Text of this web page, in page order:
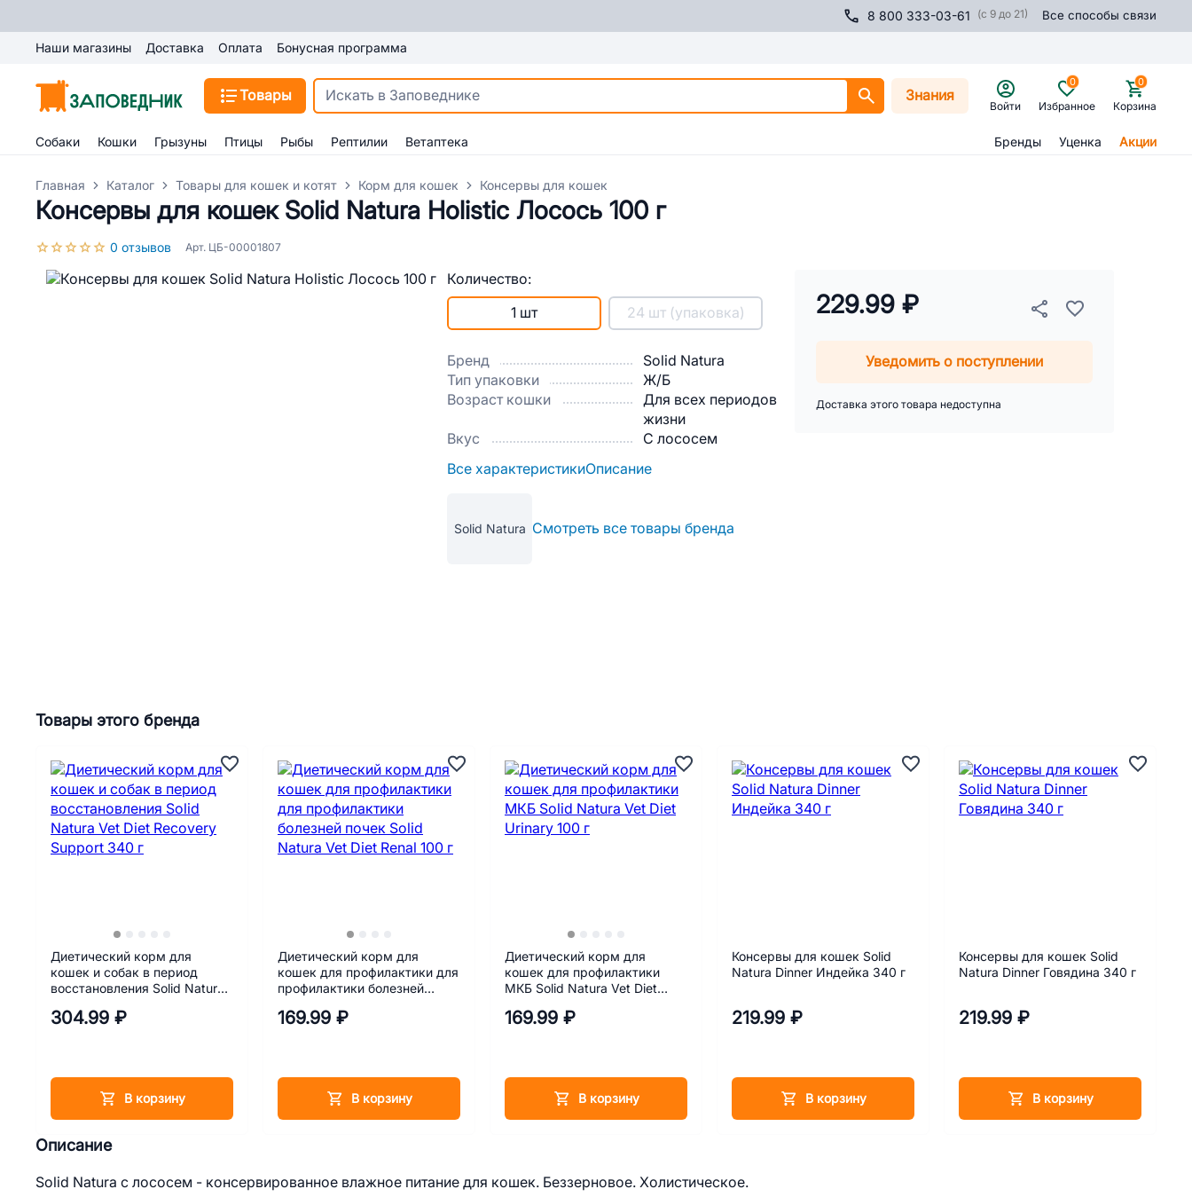
8 800 333-03-61 (с 9 до 21) Все способы связи
Наши магазины Доставка Оплата Бонусная программа
Товары Знания
Войти Избранное
0
Корзина
0
Собаки Кошки Грызуны Птицы Рыбы Рептилии Ветаптека Бренды Уценка Акции
Главная Каталог Товары для кошек и котят Корм для кошек Консервы для кошек
Консервы для кошек Solid Natura Holistic Лосось 100 г
0 отзывов Арт. ЦБ-00001807
Количество:
1 шт 24 шт (упаковка)
Бренд
Solid Natura
Тип упаковки
Ж/Б
Возраст кошки
Для всех периодов
жизни
Вкус
С лососем
Все характеристикиОписание
Solid Natura Смотреть все товары бренда
229.99 ₽
Уведомить о поступлении
Доставка этого товара недоступна
Описание
Solid Natura с лососем - консервированное влажное питание для кошек. Беззерновое. Холистическое.
Товары этого бренда
Диетический корм для
кошек и собак в период
восстановления Solid Natura
г
304.99 ₽
В корзину
Диетический корм для
кошек для профилактики для
профилактики болезней
Renal 100 г
169.99 ₽
В корзину
Диетический корм для
кошек для профилактики
МКБ Solid Natura Vet Diet
169.99 ₽
В корзину
Консервы для кошек Solid
Natura Dinner Индейка 340 г
219.99 ₽
В корзину
Консервы для кошек Solid
Natura Dinner Говядина 340 г
219.99 ₽
В корзину